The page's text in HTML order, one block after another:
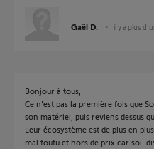
Gaël D. il y a plus
Bonjour à tous,
Ce n'est pas la première fois que
son matériel, puis reviens dessus
Leur écosystème est de plus en
mal foutu et hors de prix car soi-